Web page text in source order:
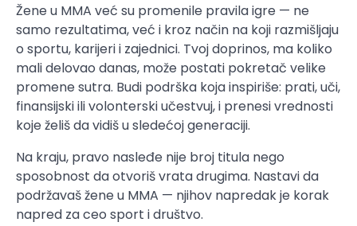
Žene u MMA već su promenile pravila igre — ne
samo rezultatima, već i kroz način na koji razmišljaju
o sportu, karijeri i zajednici. Tvoj doprinos, ma koliko
mali delovao danas, može postati pokretač velike
promene sutra. Budi podrška koja inspiriše: prati, uči,
finansijski ili volonterski učestvuj, i prenesi vrednosti
koje želiš da vidiš u sledećoj generaciji.
Na kraju, pravo nasleđe nije broj titula nego
sposobnost da otvoriš vrata drugima. Nastavi da
podržavaš žene u MMA — njihov napredak je korak
napred za ceo sport i društvo.